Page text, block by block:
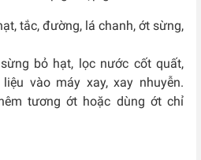
tắc, đường, lá chanh, ớt sừng,
bỏ hạt, lọc nước cốt quất,
vào máy xay, xay nhuyễn.
tương ớt hoặc dùng ớt chỉ